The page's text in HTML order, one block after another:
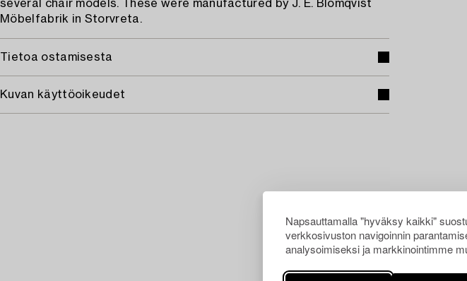
Napsauttamalla "hyväksy kaikki"
verkkosivuston navigoinnin
analysoimiseksi ja markkinointimme
several chair models. These were manufactured by J. E. Blomqvist
Möbelfabrik in Storvreta.
Tietoa ostamisesta
Kuvan käyttöoikeudet